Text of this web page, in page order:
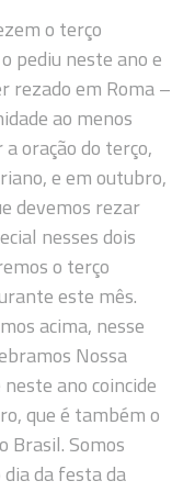
o terço
pediu neste ano e
rezado em Roma –
ao menos
oração do terço,
e em outubro,
devemos rezar
nesses dois
o terço
este mês.
acima, nesse
Nossa
ano coincide
que é também o
Brasil. Somos
da festa da